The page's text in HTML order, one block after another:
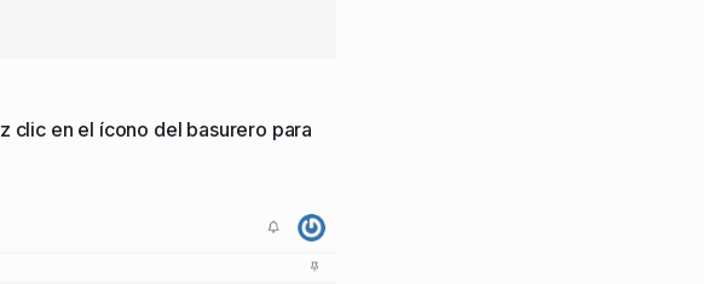
clic en el ícono del basurero para